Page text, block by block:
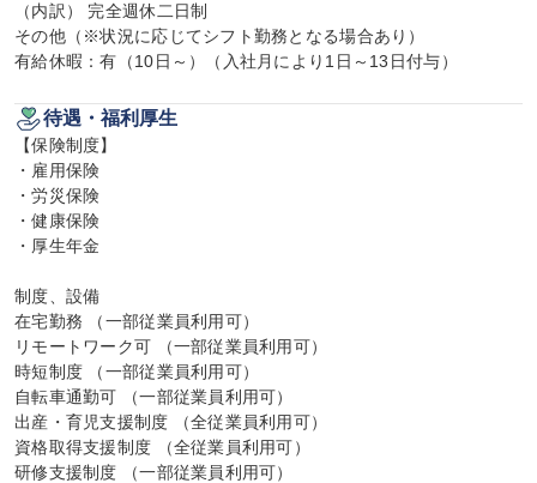
（内訳） 完全週休二日制
その他（※状況に応じてシフト勤務となる場合あり）
有給休暇：有（10日～）（入社月により1日～13日付与）
待遇・福利厚生
【保険制度】
・雇用保険
・労災保険
・健康保険
・厚生年金
制度、設備
在宅勤務 （一部従業員利用可）
リモートワーク可 （一部従業員利用可）
時短制度 （一部従業員利用可）
自転車通勤可 （一部従業員利用可）
出産・育児支援制度 （全従業員利用可）
資格取得支援制度 （全従業員利用可）
研修支援制度 （一部従業員利用可）